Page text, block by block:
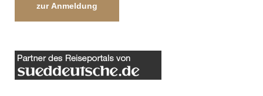
zur Anmeldung